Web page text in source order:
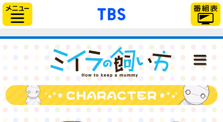
「TBSテレビ」トップ
ミイラの飼い
NEWS